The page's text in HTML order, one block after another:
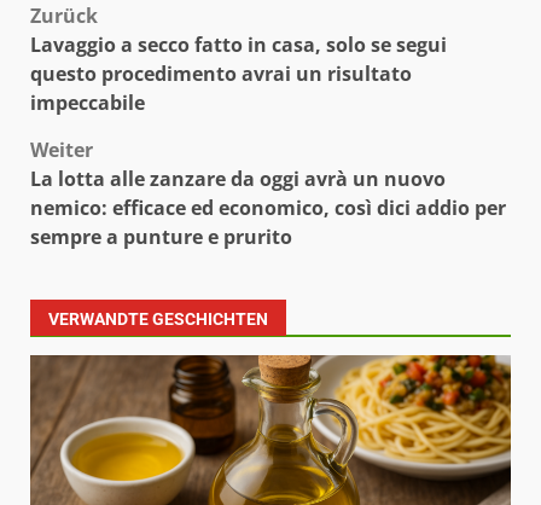
Beitragsnavigation
Zurück
Lavaggio a secco fatto in casa, solo se segui
questo procedimento avrai un risultato
impeccabile
Weiter
La lotta alle zanzare da oggi avrà un nuovo
nemico: efficace ed economico, così dici addio per
sempre a punture e prurito
VERWANDTE GESCHICHTEN